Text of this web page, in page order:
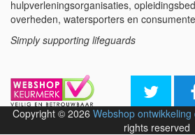
hulpverleningsorganisaties,
overheden, watersporters en
Simply supporting lifeguards
Copyright © 2026 Webshop
rights reserved